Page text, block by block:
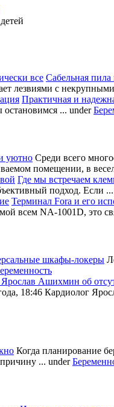
Сабельная пила
лезвиями с
Практичная и
остановимся ... under
уютно Среди всего
помещении, в
Где мы встречаем
подход. Если ...
Терминал Fora и его
всем NA-1001D, это
шкафы-локеры
18:46 Кардиолог
Когда планирование
... under